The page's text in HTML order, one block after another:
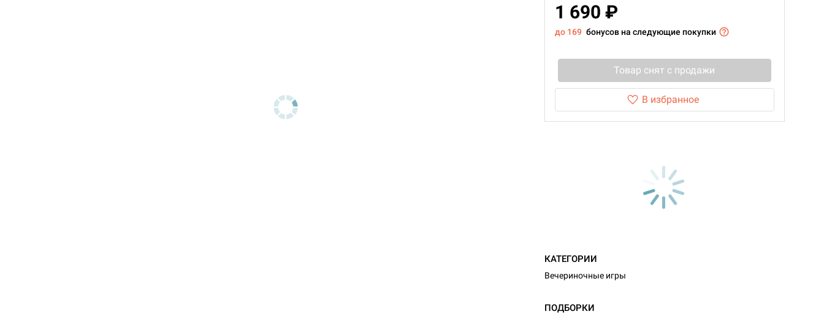
1 690 ₽
до 169 бонусов на следующие покупки
Товар снят с продажи
В избранное
КАТЕГОРИИ
Вечериночные игры
ПОДБОРКИ